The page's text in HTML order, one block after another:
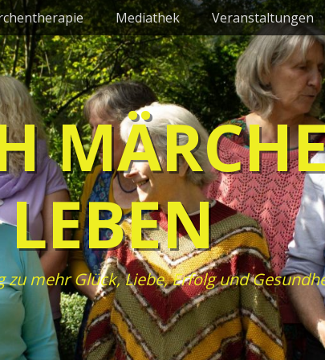
Mediathek Veranstaltungen
LEBEN
zu mehr Glück, Liebe, Erfolg und